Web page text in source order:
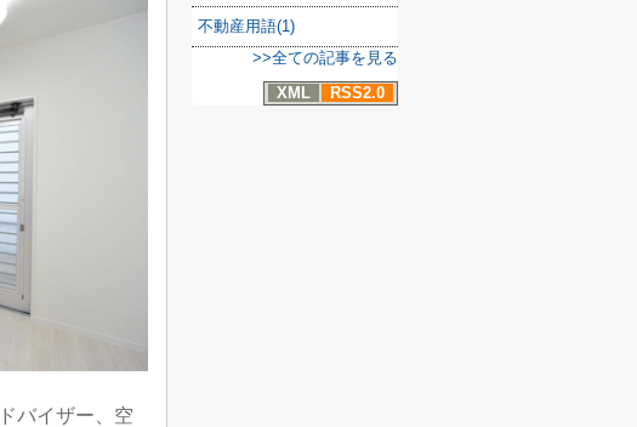
バイザー、空
不動産用語(1)
>>全ての記事を見る
XML
RSS2.0